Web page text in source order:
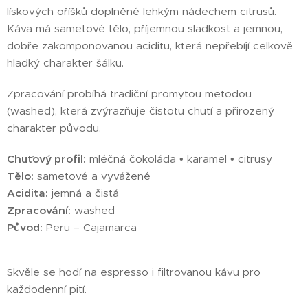
lískových oříšků doplněné lehkým nádechem citrusů.
Káva má sametové tělo, příjemnou sladkost a jemnou,
dobře zakomponovanou aciditu, která nepřebíjí celkově
hladký charakter šálku.
Zpracování probíhá tradiční promytou metodou
(washed), která zvýrazňuje čistotu chutí a přirozený
charakter původu.
Chuťový profil: mléčná čokoláda • karamel • citrusy
Tělo: sametové a vyvážené
Acidita: jemná a čistá
Zpracování: washed
Původ: Peru – Cajamarca
Skvěle se hodí na espresso i filtrovanou kávu pro
každodenní pití.